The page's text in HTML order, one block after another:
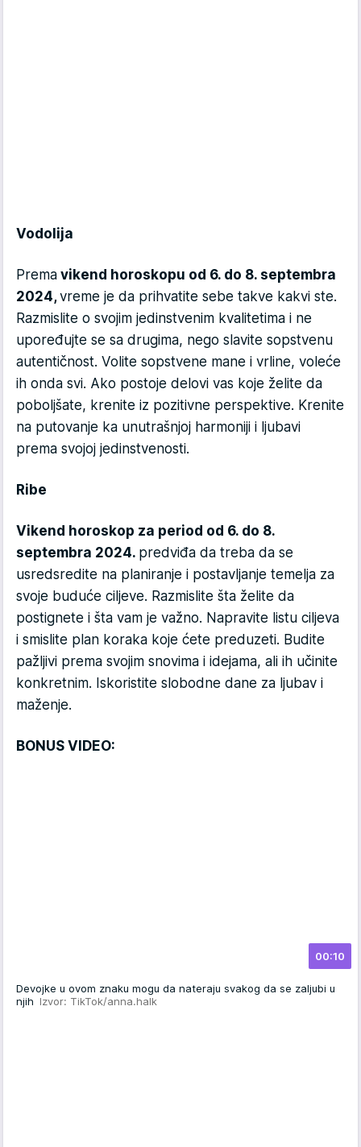
Vodolija
Prema vikend horoskopu od 6. do 8. septembra
2024,vreme je da prihvatite sebe takve kakvi ste.
Razmislite o svojim jedinstvenim kvalitetima i ne
upoređujte se sa drugima, nego slavite sopstvenu
autentičnost. Volite sopstvene mane i vrline, voleće
ih onda svi. Ako postoje delovi vas koje želite da
poboljšate, krenite iz pozitivne perspektive. Krenite
na putovanje ka unutrašnjoj harmoniji i ljubavi
prema svojoj jedinstvenosti.
Ribe
Vikend horoskop za period od 6. do 8.
septembra 2024. predviđa da treba da se
usredsredite na planiranje i postavljanje temelja za
svoje buduće ciljeve. Razmislite šta želite da
postignete i šta vam je važno. Napravite listu ciljeva
i smislite plan koraka koje ćete preduzeti. Budite
pažljivi prema svojim snovima i idejama, ali ih učinite
konkretnim. Iskoristite slobodne dane za ljubav i
maženje.
BONUS VIDEO:
00:10
Devojke u ovom znaku mogu da nateraju svakog da se zaljubi u
njih Izvor: TikTok/anna.halk